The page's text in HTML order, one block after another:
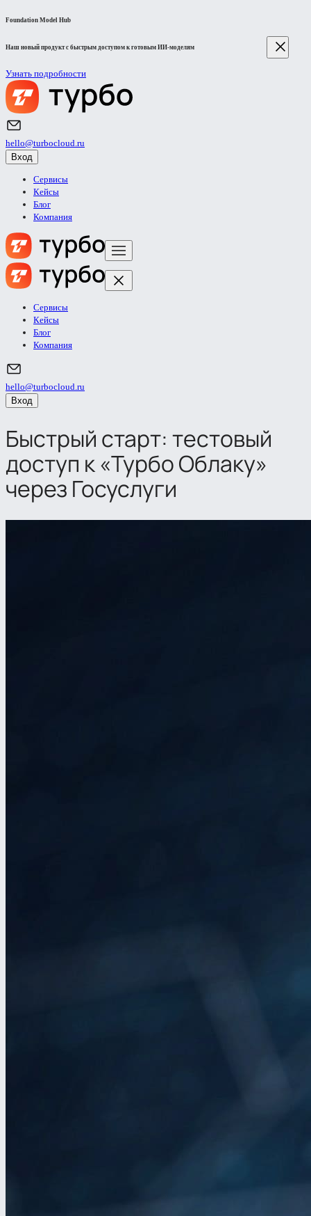
Foundation Model Hub
Наш новый продукт с быстрым доступом к готовым ИИ-моделям
Узнать подробности
hello@turbocloud.ru
Вход
Сервисы
Кейсы
Блог
Компания
Сервисы
Кейсы
Блог
Компания
hello@turbocloud.ru
Вход
Быстрый старт: тестовый
доступ к «Турбо Облаку»
через Госуслуги